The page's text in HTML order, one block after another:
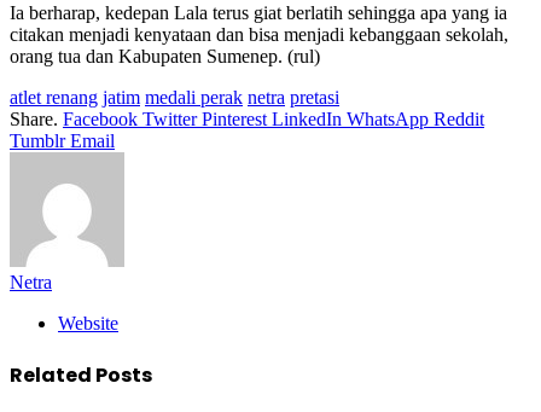
Ia berharap, kedepan Lala terus giat berlatih sehingga apa yang ia
citakan menjadi kenyataan dan bisa menjadi kebanggaan sekolah,
orang tua dan Kabupaten Sumenep. (rul)
atlet renang jatim medali perak netra pretasi
Share. Facebook Twitter Pinterest LinkedIn WhatsApp Reddit
Tumblr Email
Netra
Website
Related Posts